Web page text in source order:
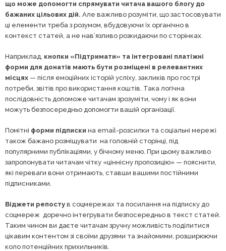
що може допомогти спрямувати читача вашого блогу до
бажаних цільових дій. Але важливо розуміти, що застосовувати
ці елементи треба з розумом, вбудовуючи їх органічно в
контекст статей, а не нав’язливо розкидаючи по сторінках.
Наприклад, кнопки «Підтримати» та інтегровані платіжні
форми для донатів мають бути розміщені в релевантних
місцях — після емоційних історій успіху, закликів про гострі
потреби, звітів про використання коштів. Така логічна
послідовність допоможе читачам зрозуміти, чому і як вони
можуть безпосередньо допомогти вашій організації.
Помітні форми підписки на email-розсилки та соціальні мережі
також бажано розміщувати на головній сторінці, під
популярними публікаціями, у бічному меню. При цьому важливо
запропонувати читачам чітку «ціннісну пропозицію» — пояснити,
які переваги вони отримають, ставши вашими постійними
підписниками.
Віджети репосту в соцмережах та посилання на підписку до
соцмереж доречно інтегрувати безпосередньо в текст статей.
Таким чином ви даєте читачам зручну можливість поділитися
цікавим контентом зі своїми друзями та знайомими, розширюючи
коло потенційних прихильників.